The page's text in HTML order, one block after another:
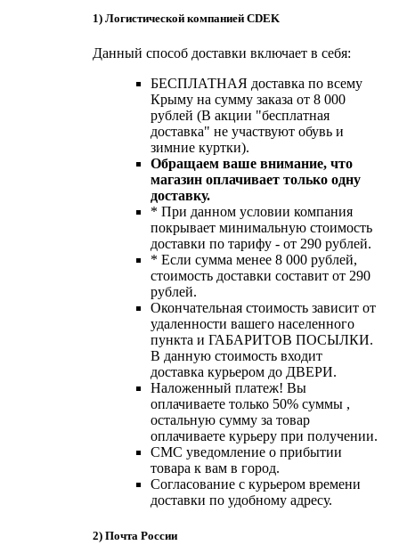
1) Логистической компанией CDEK
Данный способ доставки включает в себя:
БЕСПЛАТНАЯ доставка по всему
Крыму на сумму заказа от 8 000
рублей (В акции "бесплатная
доставка" не участвуют обувь и
зимние куртки).
Обращаем ваше внимание, что
магазин оплачивает только одну
доставку.
* При данном условии компания
покрывает минимальную стоимость
доставки по тарифу - от 290 рублей.
* Если сумма менее 8 000 рублей,
стоимость доставки составит от 290
рублей.
Окончательная стоимость зависит от
удаленности вашего населенного
пункта и ГАБАРИТОВ ПОСЫЛКИ.
В данную стоимость входит
доставка курьером до ДВЕРИ.
Наложенный платеж! Вы
оплачиваете только 50% суммы ,
остальную сумму за товар
оплачиваете курьеру при получении.
СМС уведомление о прибытии
товара к вам в город.
Согласование с курьером времени
доставки по удобному адресу.
2) Почта России